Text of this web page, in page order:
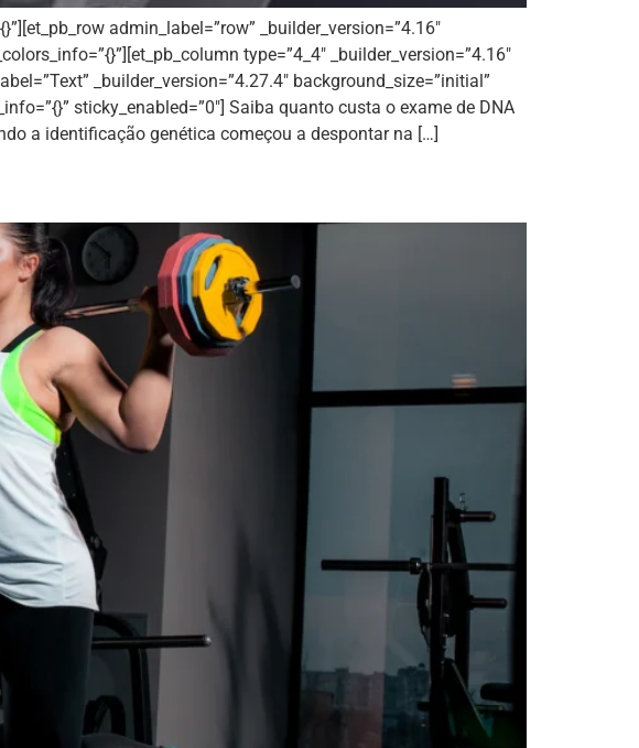
admin_label=”row” _builder_version=”4.16″
type=”4_4″ _builder_version=”4.16″
_builder_version=”4.27.4″ background_size=”initial”
sticky_enabled=”0″] Saiba quanto custa o exame de DNA
a identificação genética começou a despontar na […]